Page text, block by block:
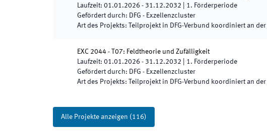
Laufzeit: 01.01.2026 - 31.12.2032 1. Förderperiode
Gefördert durch: DFG - Exzellenzcluster
Art des Projekts: Teilprojekt in DFG-Verbund koordiniert an
EXC 2044 - T07: Feldtheorie und Zufälligkeit
Laufzeit: 01.01.2026 - 31.12.2032 1. Förderperiode
Gefördert durch: DFG - Exzellenzcluster
Art des Projekts: Teilprojekt in DFG-Verbund koordiniert an
Alle Projekte anzeigen (116)